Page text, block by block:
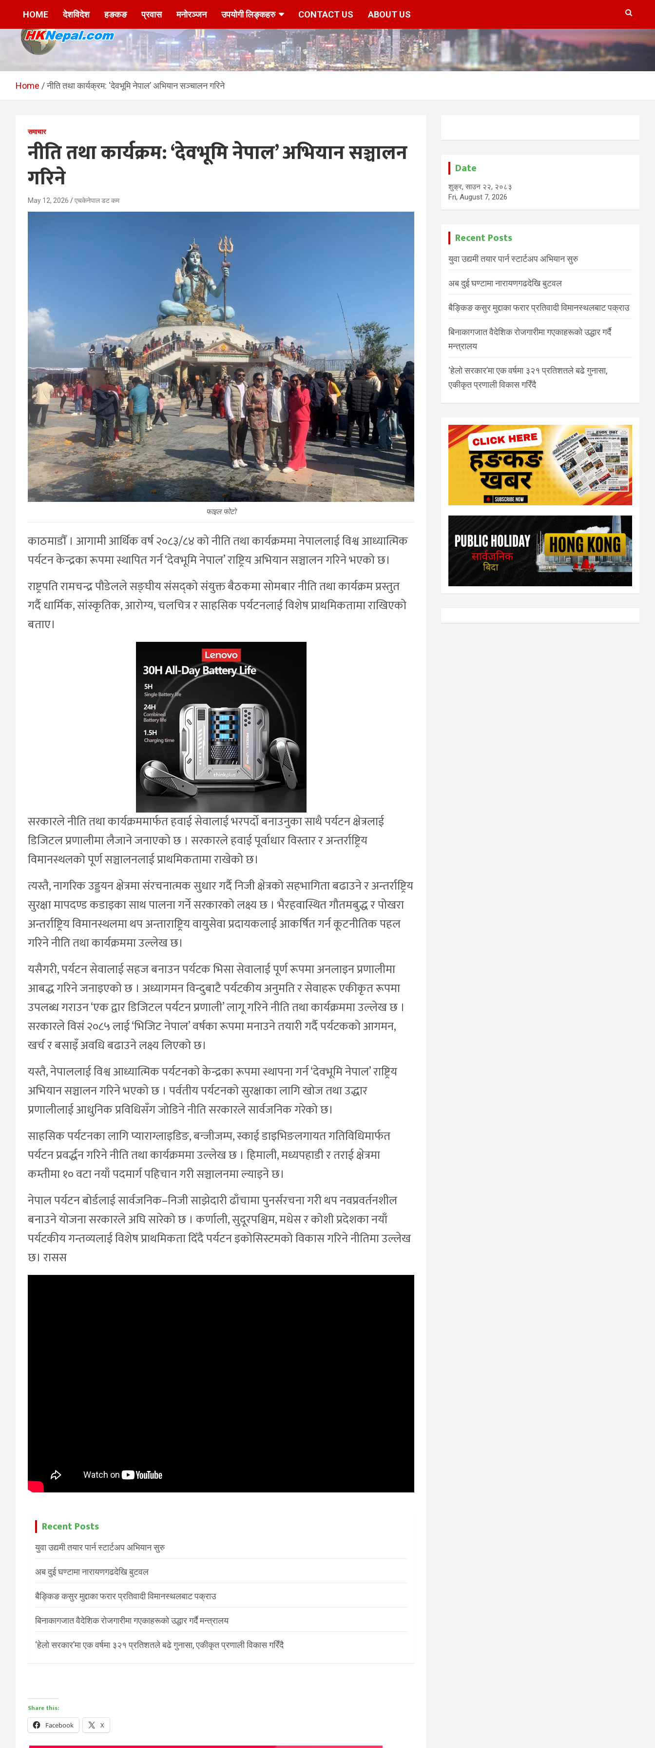
HKNepal.com –
हङकङबाट सञ्चालित पहिलो
hknepal, hknepal.com, hk nepal, hk nepal com
HOME देशविदेश हङकङ प्रवास मनोरञ्जन उपयोगी लिङ्कहरु CONTACT US ABOUT US
Home नीति तथा कार्यक्रम: ‘देवभूमि नेपाल’ अभियान सञ्चालन गरिने
समाचार
नीति तथा कार्यक्रम: ‘देवभूमि नेपाल’ अभियान सञ्चालन
गरिने
May 12, 2026 एचकेनेपाल डट कम
फाइल फोटो
काठमाडौँ । आगामी आर्थिक वर्ष २०८३/८४ को नीति तथा कार्यक्रममा नेपाललाई विश्व आध्यात्मिक
पर्यटन केन्द्रका रूपमा स्थापित गर्न ‘देवभूमि नेपाल’ राष्ट्रिय अभियान सञ्चालन गरिने भएको छ।
राष्ट्रपति रामचन्द्र पौडेलले सङ्घीय संसद्को संयुक्त बैठकमा सोमबार नीति तथा कार्यक्रम प्रस्तुत
गर्दै धार्मिक, सांस्कृतिक, आरोग्य, चलचित्र र साहसिक पर्यटनलाई विशेष प्राथमिकतामा राखिएको
बताए।
सरकारले नीति तथा कार्यक्रममार्फत हवाई सेवालाई भरपर्दो बनाउनुका साथै पर्यटन क्षेत्रलाई
डिजिटल प्रणालीमा लैजाने जनाएको छ । सरकारले हवाई पूर्वाधार विस्तार र अन्तर्राष्ट्रिय
विमानस्थलको पूर्ण सञ्चालनलाई प्राथमिकतामा राखेको छ।
त्यस्तै, नागरिक उड्डयन क्षेत्रमा संरचनात्मक सुधार गर्दै निजी क्षेत्रको सहभागिता बढाउने र अन्तर्राष्ट्रिय
सुरक्षा मापदण्ड कडाइका साथ पालना गर्ने सरकारको लक्ष्य छ । भैरहवास्थित गौतमबुद्ध र पोखरा
अन्तर्राष्ट्रिय विमानस्थलमा थप अन्ताराष्ट्रिय वायुसेवा प्रदायकलाई आकर्षित गर्न कूटनीतिक पहल
गरिने नीति तथा कार्यक्रममा उल्लेख छ।
यसैगरी, पर्यटन सेवालाई सहज बनाउन पर्यटक भिसा सेवालाई पूर्ण रूपमा अनलाइन प्रणालीमा
आबद्ध गरिने जनाइएको छ । अध्यागमन विन्दुबाटै पर्यटकीय अनुमति र सेवाहरू एकीकृत रूपमा
उपलब्ध गराउन ‘एक द्वार डिजिटल पर्यटन प्रणाली’ लागू गरिने नीति तथा कार्यक्रममा उल्लेख छ ।
सरकारले विसं २०८५ लाई ‘भिजिट नेपाल’ वर्षका रूपमा मनाउने तयारी गर्दै पर्यटकको आगमन,
खर्च र बसाइँ अवधि बढाउने लक्ष्य लिएको छ।
यस्तै, नेपाललाई विश्व आध्यात्मिक पर्यटनको केन्द्रका रूपमा स्थापना गर्न ‘देवभूमि नेपाल’ राष्ट्रिय
अभियान सञ्चालन गरिने भएको छ । पर्वतीय पर्यटनको सुरक्षाका लागि खोज तथा उद्धार
प्रणालीलाई आधुनिक प्रविधिसँग जोडिने नीति सरकारले सार्वजनिक गरेको छ।
साहसिक पर्यटनका लागि प्याराग्लाइडिङ, बन्जीजम्प, स्काई डाइभिङलगायत गतिविधिमार्फत
पर्यटन प्रवर्द्धन गरिने नीति तथा कार्यक्रममा उल्लेख छ । हिमाली, मध्यपहाडी र तराई क्षेत्रमा
कम्तीमा १० वटा नयाँ पदमार्ग पहिचान गरी सञ्चालनमा ल्याइने छ।
नेपाल पर्यटन बोर्डलाई सार्वजनिक–निजी साझेदारी ढाँचामा पुनर्संरचना गरी थप नवप्रवर्तनशील
बनाउने योजना सरकारले अघि सारेको छ । कर्णाली, सुदूरपश्चिम, मधेस र कोशी प्रदेशका नयाँ
पर्यटकीय गन्तव्यलाई विशेष प्राथमिकता दिँदै पर्यटन इकोसिस्टमको विकास गरिने नीतिमा उल्लेख
छ। रासस
Recent Posts
युवा उद्यमी तयार पार्न स्टार्टअप अभियान सुरु
अब दुई घण्टामा नारायणगढदेखि बुटवल
बैङ्किङ कसुर मुद्दाका फरार प्रतिवादी विमानस्थलबाट पक्राउ
बिनाकागजात वैदेशिक रोजगारीमा गएकाहरूको उद्धार गर्दै मन्त्रालय
‘हेलो सरकार’मा एक वर्षमा ३२१ प्रतिशतले बढे गुनासा, एकीकृत प्रणाली विकास गरिँदै
Share this:
Facebook X
Date
शुक्र, साउन २२, २०८३
Fri, August 7, 2026
Recent Posts
युवा उद्यमी तयार पार्न स्टार्टअप अभियान सुरु
अब दुई घण्टामा नारायणगढदेखि बुटवल
बैङ्किङ कसुर मुद्दाका फरार प्रतिवादी विमानस्थलबाट पक्राउ
बिनाकागजात वैदेशिक रोजगारीमा गएकाहरूको उद्धार गर्दै
मन्त्रालय
‘हेलो सरकार’मा एक वर्षमा ३२१ प्रतिशतले बढे गुनासा,
एकीकृत प्रणाली विकास गरिँदै